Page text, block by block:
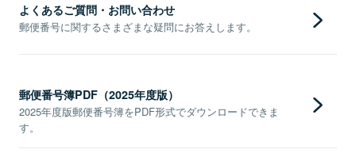
よくあるご質問・お問い合わせ
郵便番号に関するさまざまな疑問にお答えします。
郵便番号簿PDF（2025年度版）
2025年度版郵便番号簿をPDF形式でダウンロードできま
す。